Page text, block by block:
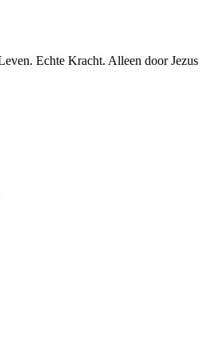
Echte Kracht. Alleen door Jezus